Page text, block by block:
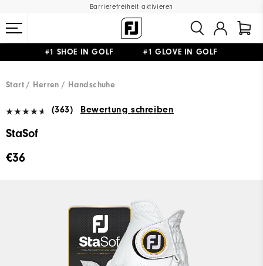
Barrierefreiheit aktivieren
#1 SHOE IN GOLF #1 GLOVE IN GOLF
Start
Herren Handschuhe
(363) Bewertung schreiben
StaSof
€36